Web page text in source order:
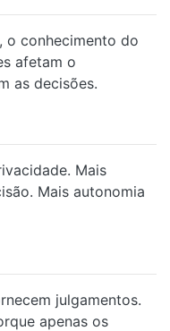
o conhecimento do
afetam o
as decisões.
Mais
Mais autonomia
julgamentos.
apenas os